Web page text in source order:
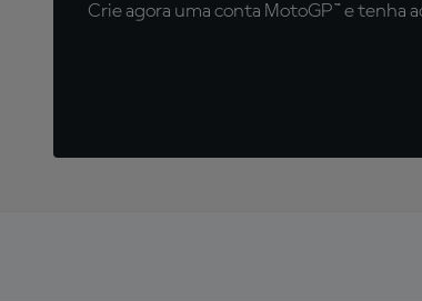
Crie agora uma conta MotoGP™ e tenha